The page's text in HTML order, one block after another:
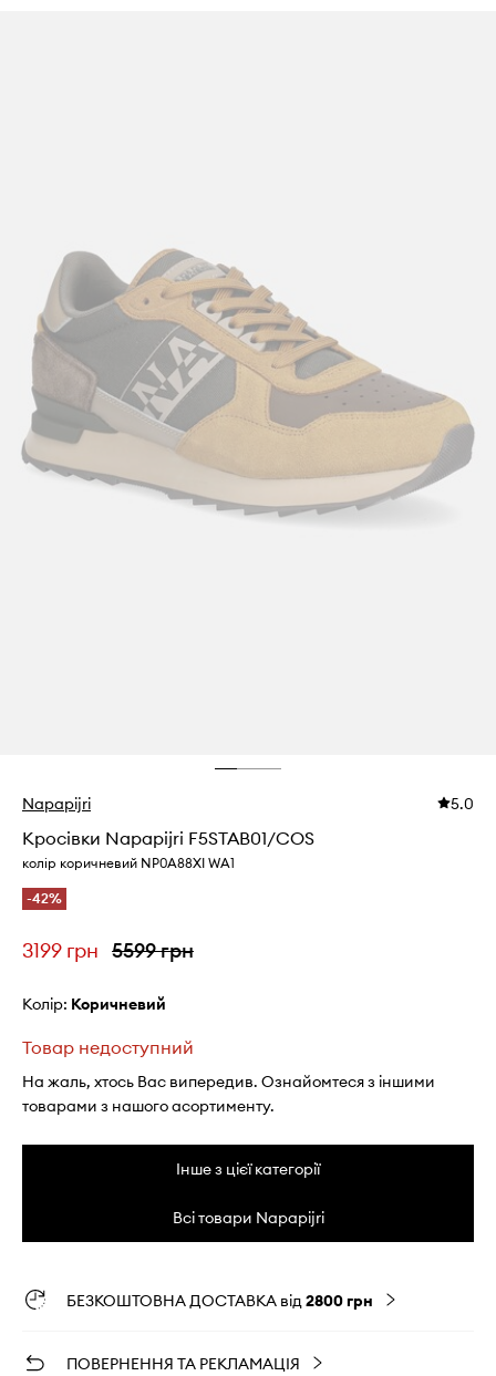
Napapijri 5.0
Кросівки Napapijri F5STAB01/COS
колір коричневий NP0A88XI WA1
-42%
3199 грн 5599 грн
Колір: коричневий
Товар недоступний
На жаль, хтось Вас випередив. Ознайомтеся з іншими
товарами з нашого асортименту.
Інше з цієї категорії
Всі товари Napapijri
БЕЗКОШТОВНА ДОСТАВКА від2800 грн
ПОВЕРНЕННЯ ТА РЕКЛАМАЦІЯ